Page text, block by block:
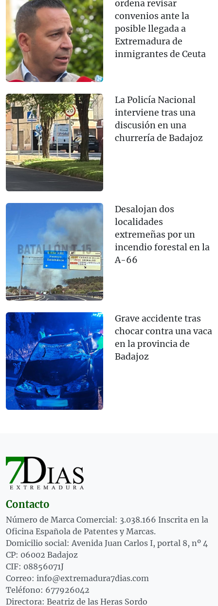
ordena revisar
convenios ante la
posible llegada a
Extremadura de
inmigrantes de Ceuta
La Policía Nacional
interviene tras una
discusión en una
churrería de Badajoz
Desalojan dos
localidades
extremeñas por un
incendio forestal en la
A-66
Grave accidente tras
chocar contra una vaca
en la provincia de
Badajoz
Contacto
Número de Marca Comercial: 3.038.166 Inscrita en la
Oficina Española de Patentes y Marcas.
Domicilio social: Avenida Juan Carlos I, portal 8, nº 4
CP: 06002 Badajoz
CIF: 08856071J
Correo: info@extremadura7dias.com
Teléfono: 677926042
Directora: Beatriz de las Heras Sordo